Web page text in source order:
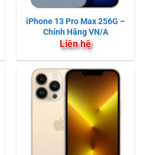
iPhone 13 Pro Max 256G –
Chính Hãng VN/A
Liên hệ